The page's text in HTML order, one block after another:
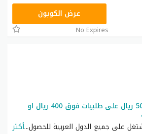
عرض الكوبون
No Expires
كوبون خصم شي ان 50 ريال على طلبيات فوق 400 ريال او
على جميع الدول العربية للحصول...أكثر